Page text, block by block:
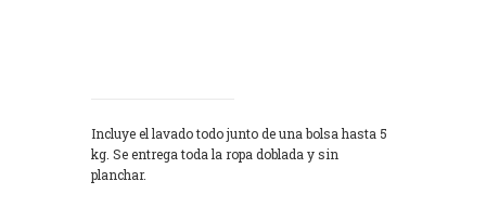
Incluye el lavado todo junto de una bolsa hasta 5
kg. Se entrega toda la ropa doblada y sin
planchar.